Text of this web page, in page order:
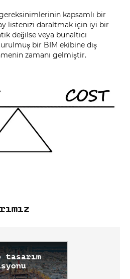
kapsamlı bir
listenizi daraltmak için iyi bir
değilse veya bunaltıcı
bir BIM ekibine dış
zamanı gelmiştir.
tasarım